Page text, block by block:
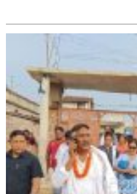
सिराहा-२ मा संजय यादव भिड्ने !